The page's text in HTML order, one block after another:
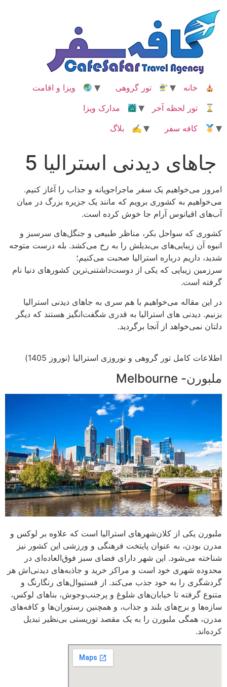
محتوا
خانه تور گروهی
ویزا و اقامت
تور لحظه آخر
مدارک ویزا
کافه سفر
✍ بلاگ
جاهای دیدنی استرالیا 5
امروز می‌خواهیم یک سفر ماجراجویانه و جذاب را آغاز کنیم.
می‌خواهیم به کشوری برویم که مانند یک جزیره بزرگ در میان
آب‌های اقیانوس آرام جا خوش کرده ‌است.
کشوری که سواحل بکر، مناظر طبیعی و جنگل‌های سرسبز و
انبوه آن زیبایی‌های بی‌بدیلش را به رخ می‌کشد. بله درست متوجه
شدید، داریم درباره استرالیا صحبت می‌کنیم؛
سرزمین زیبایی که یکی از دوست‌داشتنی‌ترین کشورهای دنیا نام
گرفته است.
در این مقاله می‌خواهیم با هم سری به جاهای دیدنی استرالیا
بزنیم. دیدنی های استرالیا به قدری شگفت‌انگیز هستند که دیگر
دلتان نمی‌خواهد از آنجا برگردید.
اطلاعات کامل تور گروهی و نوروزی استرالیا (نوروز 1405)
ملبورن- Melbourne
ملبورن یکی از کلان‌شهرهای استرالیا است که علاوه بر لوکس و
مدرن بودن، به عنوان پایتخت فرهنگی و ورزشی این کشور نیز
شناخته می‌شود. این شهر دارای فضای سبز فوق‌العاده‌ای در
محدوده شهری خود است و مراکز خرید و جاذبه‌های دیدنی‌اش هر
گردشگری را به خود جذب می‌کند. از فستیوال‌های رنگارنگ و
متنوع گرفته تا خیابان‌های شلوغ و پرجنب‌وجوش، بناهای لوکس،
سازه‌ها و برج‌های بلند و جذاب، و همچنین رستوران‌ها و کافه‌های
مدرن، همگی ملبورن را به یک مقصد توریستی بی‌نظیر تبدیل
کرده‌اند.